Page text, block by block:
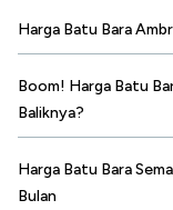
Harga Batu Bara
Boom! Harga Batu
Baliknya?
Harga Batu Bara
Bulan